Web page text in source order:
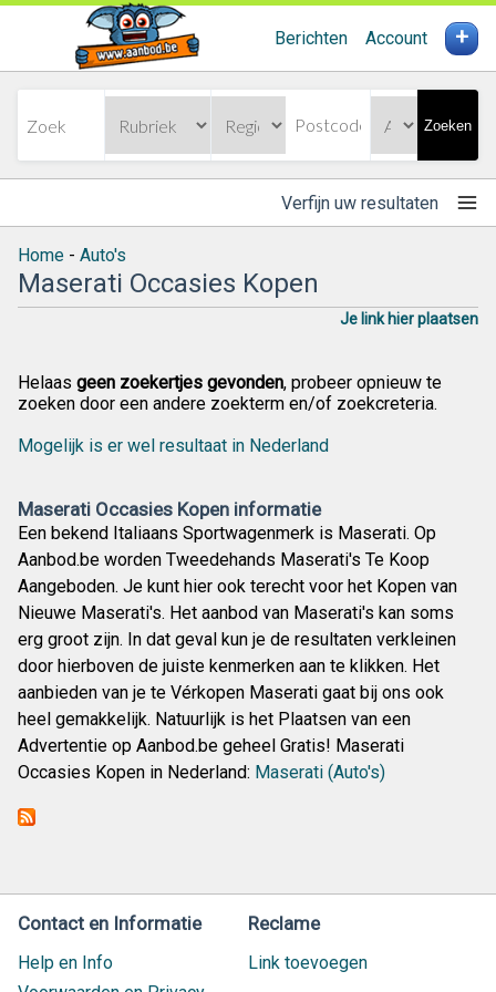
Berichten Account +
Zoeken
Verfijn uw resultaten
Home - Auto's
Maserati Occasies Kopen
Je link hier plaatsen
Helaas geen zoekertjes gevonden, probeer opnieuw te
zoeken door een andere zoekterm en/of zoekcreteria.
Mogelijk is er wel resultaat in Nederland
Maserati Occasies Kopen informatie
Een bekend Italiaans Sportwagenmerk is Maserati. Op
Aanbod.be worden Tweedehands Maserati's Te Koop
Aangeboden. Je kunt hier ook terecht voor het Kopen van
Nieuwe Maserati's. Het aanbod van Maserati's kan soms
erg groot zijn. In dat geval kun je de resultaten verkleinen
door hierboven de juiste kenmerken aan te klikken. Het
aanbieden van je te Vérkopen Maserati gaat bij ons ook
heel gemakkelijk. Natuurlijk is het Plaatsen van een
Advertentie op Aanbod.be geheel Gratis! Maserati
Occasies Kopen in Nederland: Maserati (Auto's)
Contact en Informatie
Help en Info
Reclame
Link toevoegen